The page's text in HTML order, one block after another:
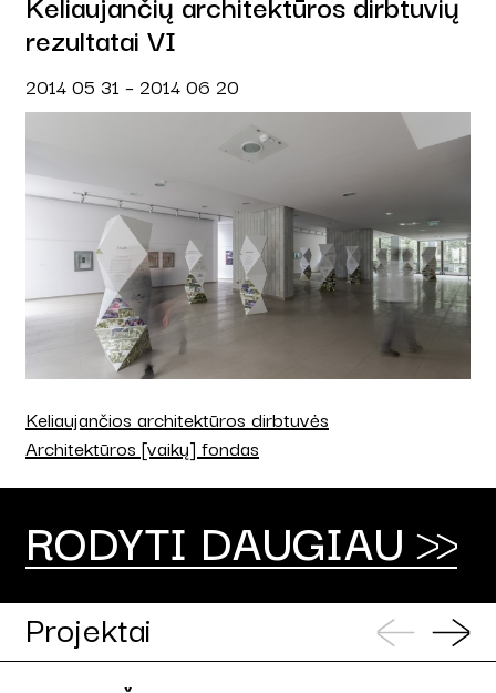
rezultatai VI
2014 05 31 – 2014 06 20
Keliaujančios architektūros dirbtuvės
Architektūros [vaikų] fondas
RODYTI DAUGIAU
Projektai